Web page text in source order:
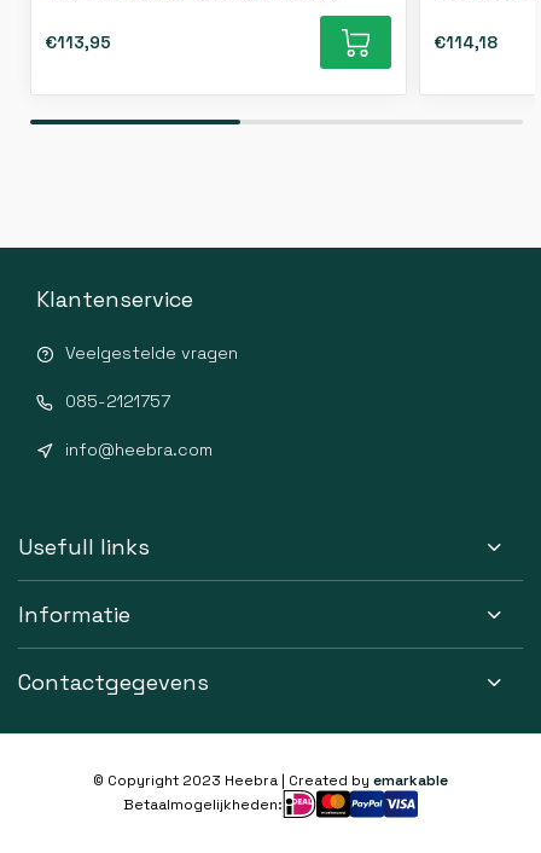
€113,95 €114,18
Klantenservice
Veelgestelde vragen
085-2121757
info@heebra.com
Usefull links
Informatie
Contactgegevens
© Copyright 2023 Heebra | Created by emarkable
Betaalmogelijkheden: